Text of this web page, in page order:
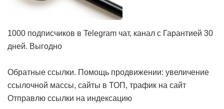
1000 подписчиков в Telegram чат, канал с Гарантией 30
дней. Выгодно
Обратные ссылки. Помощь продвижении: увеличение
ссылочной массы, сайты в ТОП, трафик на сайт
Отправлю ссылки на индексацию